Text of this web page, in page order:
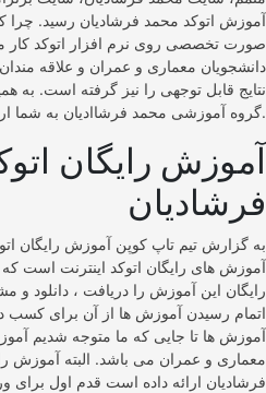
آموزش اتوکد محمد فرشادیان رسید.
صورت تخصصی روی نرم افزار اتوکد کار
دانشجویان معماری و عمران و علاقه
نتایج قابل توجهی را نیز گرفته است. به
گروه آموزشی محمد فرشاادیان به شما ارائه خواهیم کرد.
آموزش رایگان
فرشادیان
به گزارش تیم تاپ کوپن آموزش رایگان
آموزش های رایگان اتوکد اینترنت است
رایگان این آموزش را دریافت ، دانلود و
اتمام رسیدن آموزش ها از آن برای کسب
آموزش ها تا جایی که ما متوجه شدیم
معماری و عمران می باشد. البته آموزش
فرشادیان ارائه داده است قدم اول برای